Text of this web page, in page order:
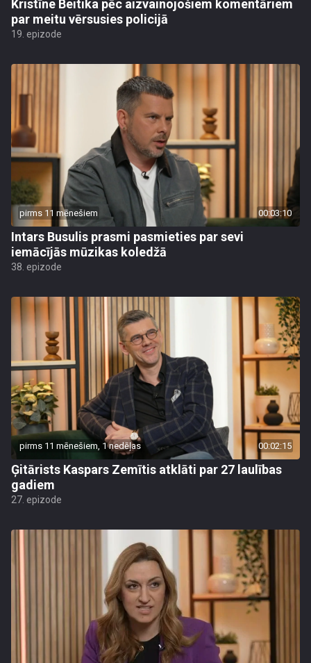
Kristīne Beitika pēc aizvainojošiem komentāriem
par meitu vērsusies policijā
19. epizode
pirms 11 mēnešiem 00:03:10
Intars Busulis prasmi pasmieties par sevi
iemācījās mūzikas koledžā
38. epizode
pirms 11 mēnešiem, 1 nedēļas 00:02:15
Ģitārists Kaspars Zemītis atklāti par 27 laulības
gadiem
27. epizode